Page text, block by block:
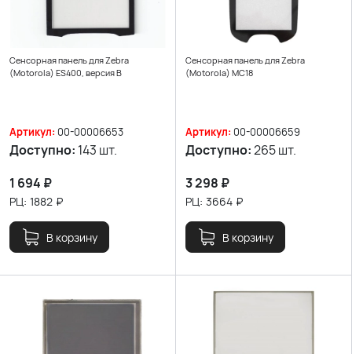
Сенсорная панель для Zebra
(Motorola) ES400, версия B
Артикул: 00-00006653
Доступно: 143 шт.
1 694 ₽
РЦ: 1882 ₽
В корзину
Сенсорная панель для Zebra
(Motorola) MC18
Артикул: 00-00006659
Доступно:265 шт.
3 298 ₽
РЦ: 3664 ₽
В корзину